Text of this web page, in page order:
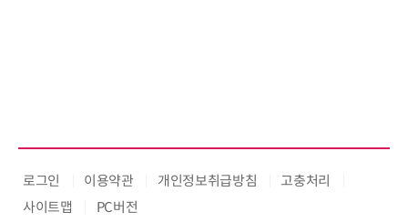
로그인 이용약관 개인정보취급방침
고충처리
사이트맵
PC버전